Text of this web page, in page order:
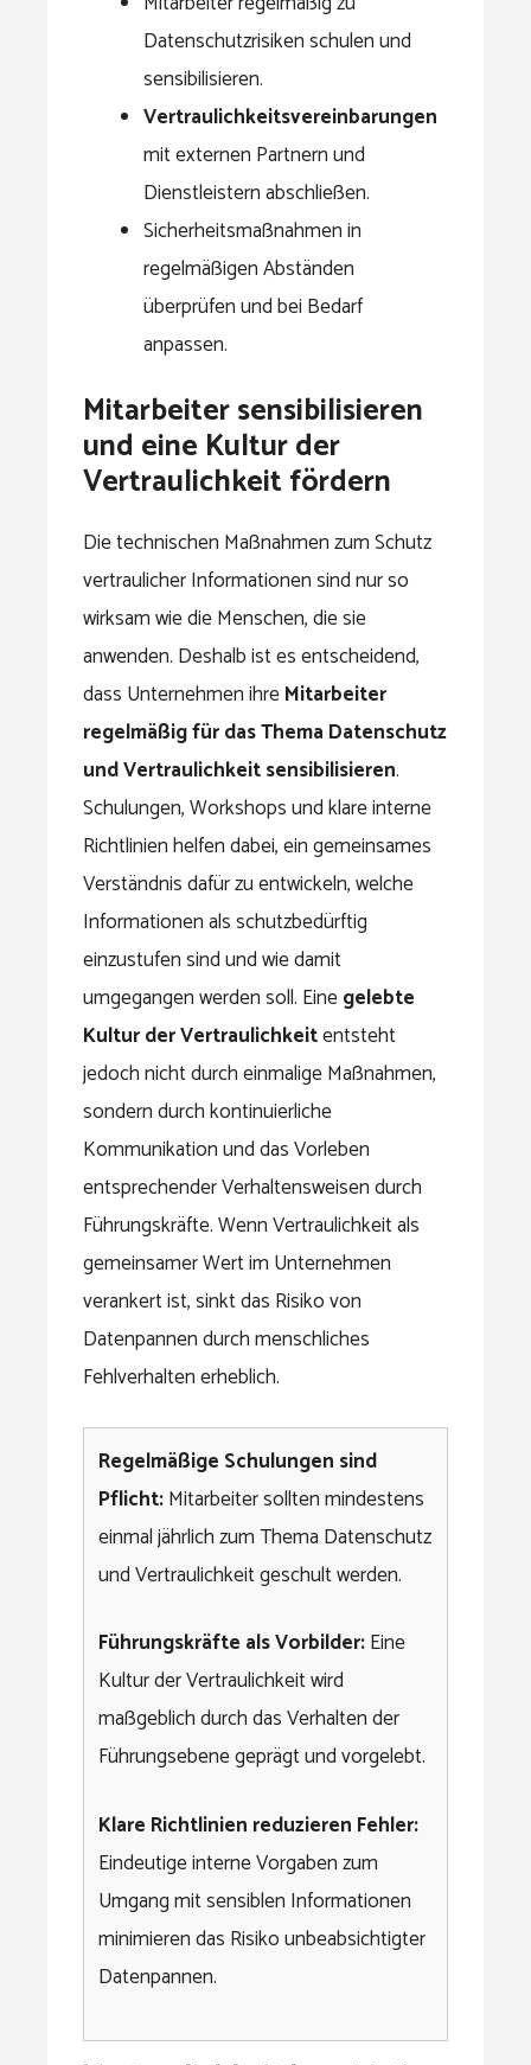
Datenschutzrisiken schulen und
sensibilisieren.
Vertraulichkeitsvereinbarungen
mit externen Partnern und
Dienstleistern abschließen.
Sicherheitsmaßnahmen in
regelmäßigen Abständen
überprüfen und bei Bedarf
anpassen.
Mitarbeiter sensibilisieren
und eine Kultur der
Vertraulichkeit fördern
Die technischen Maßnahmen zum Schutz
vertraulicher Informationen sind nur so
wirksam wie die Menschen, die sie
anwenden. Deshalb ist es entscheidend,
dass Unternehmen ihreMitarbeiter
regelmäßig für das Thema Datenschutz
und Vertraulichkeit sensibilisieren.
Schulungen, Workshops und klare interne
Richtlinien helfen dabei, ein gemeinsames
Verständnis dafür zu entwickeln, welche
Informationen als schutzbedürftig
einzustufen sind und wie damit
umgegangen werden soll. Einegelebte
Kultur der Vertraulichkeitentsteht
jedoch nicht durch einmalige Maßnahmen,
sondern durch kontinuierliche
Kommunikation und das Vorleben
entsprechender Verhaltensweisen durch
Führungskräfte. Wenn Vertraulichkeit als
gemeinsamer Wert im Unternehmen
verankert ist, sinkt das Risiko von
Datenpannen durch menschliches
Fehlverhalten erheblich.
Regelmäßige Schulungen sind
Pflicht:Mitarbeiter sollten mindestens
einmal jährlich zum Thema Datenschutz
und Vertraulichkeit geschult werden.
Führungskräfte als Vorbilder:Eine
Kultur der Vertraulichkeit wird
maßgeblich durch das Verhalten der
Führungsebene geprägt und vorgelebt.
Klare Richtlinien reduzieren Fehler:
Eindeutige interne Vorgaben zum
Umgang mit sensiblen Informationen
minimieren das Risiko unbeabsichtigter
Datenpannen.